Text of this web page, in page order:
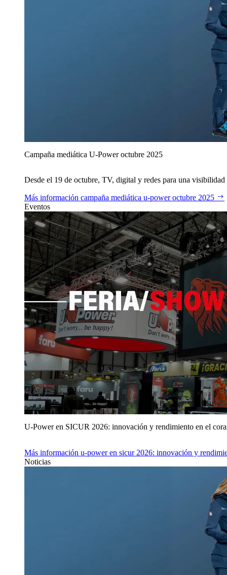
Campaña mediática U‑Power octubre 2025
Desde el 19 de octubre, TV, digital y redes para una
Más información campaña mediática u‑power octubre 2025
Eventos
U‑Power en SICUR 2026: innovación y rendimiento en el
Más información u‑power en sicur 2026: innovación y
Noticias